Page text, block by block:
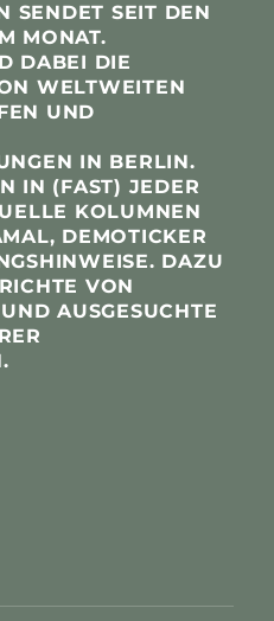
SENDET SEIT DEN
MONAT.
DABEI DIE
WELTWEITEN
UND
IN BERLIN.
IN (FAST) JEDER
KOLUMNEN
DEMOTICKER
DAZU
VON
AUSGESUCHTE R
M